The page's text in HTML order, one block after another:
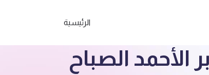
الرئيسية
الصباح